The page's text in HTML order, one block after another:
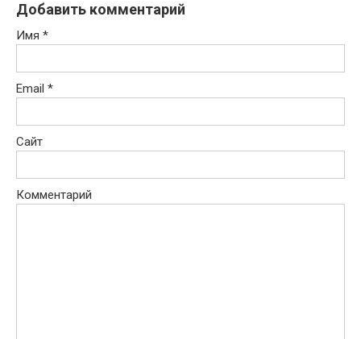
Добавить комментарий
Имя *
Email *
Сайт
Комментарий